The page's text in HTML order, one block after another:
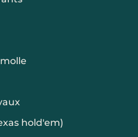
hold'em)